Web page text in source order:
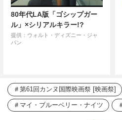
80年代LA版「ゴシップガー
ル」×シリアルキラー!?
提供：ウォルト・ディズニー・ジャ
パン
第61回カンヌ国際映画祭 [映画祭]
マイ・ブルーベリー・ナイツ